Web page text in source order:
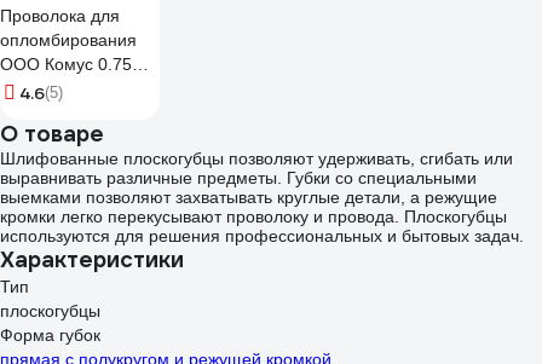
Проволока для
опломбирования
ООО Комус 0.75
мм, намотка 100 м
4.6(5)
О товаре
Шлифованные плоскогубцы позволяют удерживать, сгибать или
выравнивать различные предметы. Губки со специальными
выемками позволяют захватывать круглые детали, а режущие
кромки легко перекусывают проволоку и провода. Плоскогубцы
используются для решения профессиональных и бытовых задач.
Характеристики
Тип
плоскогубцы
Форма губок
прямая с полукругом и режущей кромкой